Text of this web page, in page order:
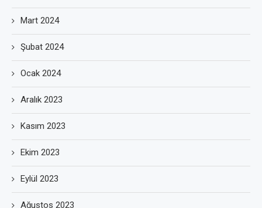
Mart 2024
Şubat 2024
Ocak 2024
Aralık 2023
Kasım 2023
Ekim 2023
Eylül 2023
Ağustos 2023